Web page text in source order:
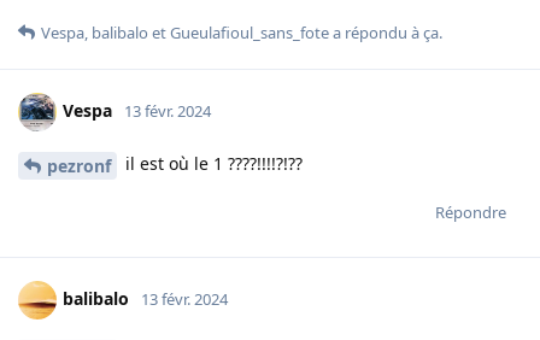
Vespa, balibalo etGueulafioul_sans_fotea répondu à ça.
Vespa 13 févr. 2024
pezronf il est où le 1 ????!!!!?!??
Répondre
balibalo 13 févr. 2024